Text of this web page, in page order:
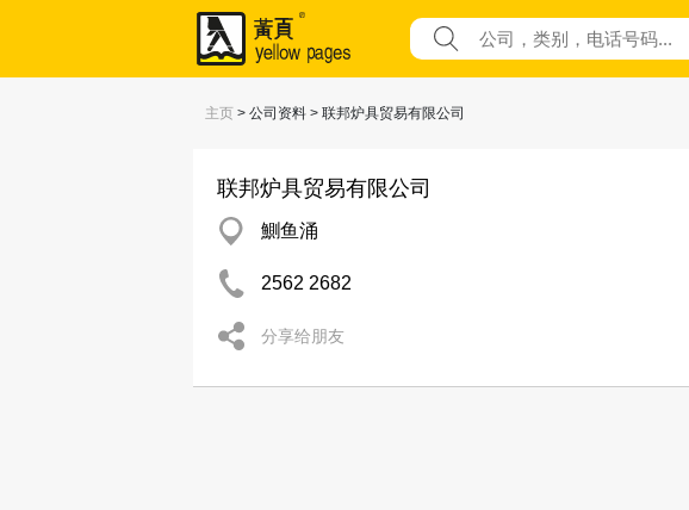
主页 > 公司资料 > 联邦炉具贸易有限公司
联邦炉具贸易有限公司
鰂鱼涌
2562 2682
分享给朋友